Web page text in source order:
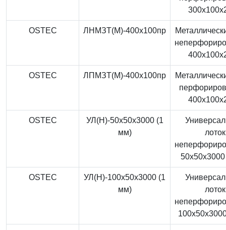
OSTEC ЛНМЗТ(М)-400x100пр
OSTEC ЛПМЗТ(М)-400x100пр
OSTEC
УЛ(Н)-50x50x3000 (1
мм)
лоток
OSTEC
УЛ(Н)-100x50x3000 (1
мм)
лоток